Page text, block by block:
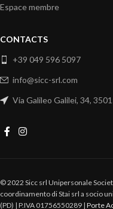
Espace membre
CONTACTS
+39 049 596 5097
info@sicc-srl.com
Via Galileo Galilei, 34,
© 2022 Sicc srl Unipersonale
coordinamento di Stai srl a socio
(PD) | P.IVA 01756550289 | Porte